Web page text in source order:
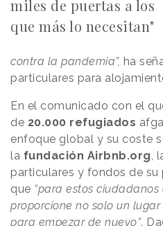
miles de puertas a los
que más lo necesitan"
contra la pandemia”, ha
particulares para
En el comunicado con el
de 20.000 refugiados
enfoque global y su coste
la fundación Airbnb.org,
particulares y fondos de su
que “para estos
proporcione no solo un
para empezar de nuevo”.